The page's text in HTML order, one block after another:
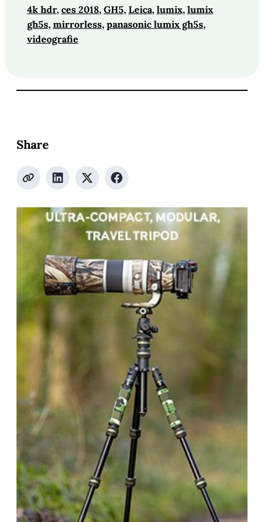
4k hdr, ces 2018, GH5, Leica, lumix, lumix
gh5s, mirrorless, panasonic lumix gh5s ,
videografie
Share